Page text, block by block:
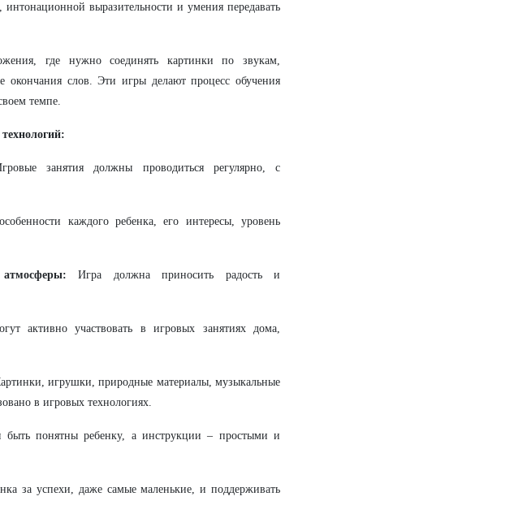
интонационной выразительности и умения передавать
где нужно соединять картинки по звукам,
окончания слов. Эти игры делают процесс обучения
темпе.
занятия должны проводиться регулярно, с
каждого ребенка, его интересы, уровень
Игра должна приносить радость и
активно участвовать в игровых занятиях дома,
игрушки, природные материалы, музыкальные
в игровых технологиях.
понятны ребенку, а инструкции – простыми и
за успехи, даже самые маленькие, и поддерживать